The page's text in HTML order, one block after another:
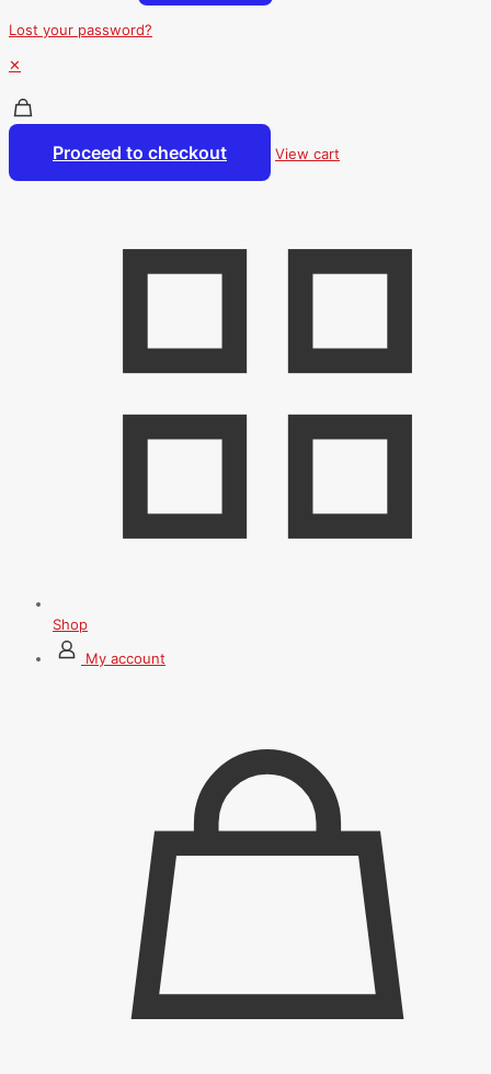
Lost your password?
✕
Proceed to checkout View cart
Shop
My account